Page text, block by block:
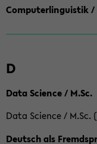
Computerlinguistik /
D
Data Science / M.Sc.
Data Science / M.Sc.
Deutsch als